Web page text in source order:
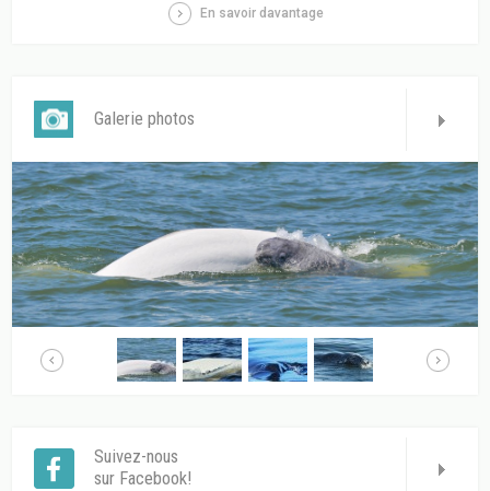
En savoir davantage
Galerie photos
Suivez-nous
sur Facebook!